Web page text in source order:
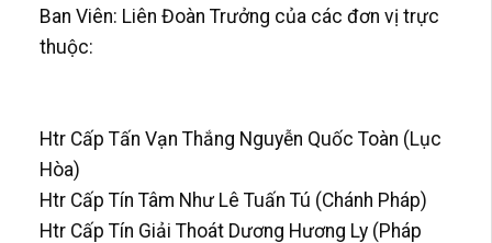
Ban Viên: Liên Đoàn Trưởng của các đơn vị trực
thuộc:
Htr Cấp Tấn Vạn Thắng Nguyễn Quốc Toàn (Lục
Hòa)
Htr Cấp Tín Tâm Như Lê Tuấn Tú (Chánh Pháp)
Htr Cấp Tín Giải Thoát Dương Hương Ly (Pháp